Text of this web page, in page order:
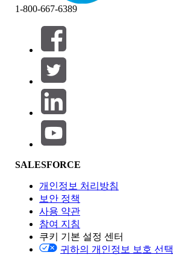
필터 (0)
필터 선택
제품 영역
기능 영향
Edition
1-800-667-6389
SALESFORCE
개인정보 처리방침
보안 정책
사용 약관
참여 지침
쿠키 기본 설정 센터
귀하의 개인정보 보호 선택